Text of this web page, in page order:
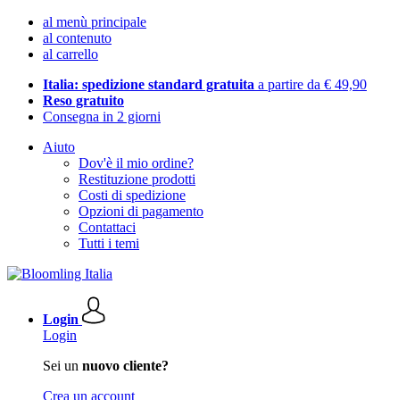
al menù principale
al contenuto
al carrello
Italia: spedizione standard gratuita a partire da € 49,90
Reso gratuito
Consegna in 2 giorni
Aiuto
Dov'è il mio ordine?
Restituzione prodotti
Costi di spedizione
Opzioni di pagamento
Contattaci
Tutti i temi
Login
Login
Sei un nuovo cliente?
Crea un account